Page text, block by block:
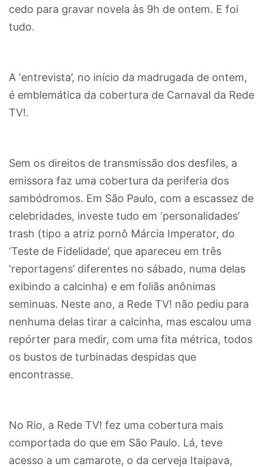
cedo para gravar novela às 9h de ontem. E foi
tudo.
A ‘entrevista’, no início da madrugada de ontem,
é emblemática da cobertura de Carnaval da Rede
TV!.
Sem os direitos de transmissão dos desfiles, a
emissora faz uma cobertura da periferia dos
sambódromos. Em São Paulo, com a escassez de
celebridades, investe tudo em ‘personalidades’
trash (tipo a atriz pornô Márcia Imperator, do
‘Teste de Fidelidade’, que apareceu em três
‘reportagens’ diferentes no sábado, numa delas
exibindo a calcinha) e em foliãs anônimas
seminuas. Neste ano, a Rede TV! não pediu para
nenhuma delas tirar a calcinha, mas escalou uma
repórter para medir, com uma fita métrica, todos
os bustos de turbinadas despidas que
encontrasse.
No Rio, a Rede TV! fez uma cobertura mais
comportada do que em São Paulo. Lá, teve
acesso a um camarote, o da cerveja Itaipava,